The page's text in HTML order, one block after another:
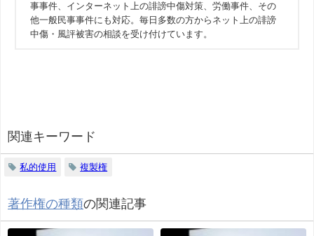
事事件、インターネット上の誹謗中傷対策、労働事件、その
他一般民事事件にも対応。毎日多数の方からネット上の誹謗
中傷・風評被害の相談を受け付けています。
関連キーワード
私的使用 複製権
著作権の種類の関連記事